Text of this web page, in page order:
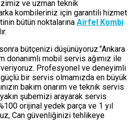
ve uzman teknik
kombileriniz için garantili hizmet
bütün noktalarına Airfel Kombi
bütçenizi düşünüyoruz.”Ankara
donanımlı mobil servis ağımız ile
Profesyonel ve deneyimli
bir servis olmamızda en büyük
bakım onarım ve teknik servis
şubemizi arayarak servis
orijinal yedek parça ve 1 yıl
Can güvenliğinizi tehlikeye